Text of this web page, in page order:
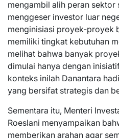
mengambil alih peran sektor
menggeser investor luar
menginisiasi proyek-proyek
memiliki tingkat kebutuhan
melihat bahwa banyak
dimulai hanya dengan
konteks inilah Danantara
yang bersifat strategis dan
Sementara itu, Menteri
Roeslani menyampaikan
memberikan arahan agar